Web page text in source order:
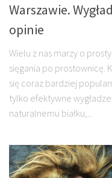
Warszawie.
opinie
Wielu z nas marzy o
sięgania po prostownicę.
się coraz bardziej
tylko efektywne
naturalnemu białku,...